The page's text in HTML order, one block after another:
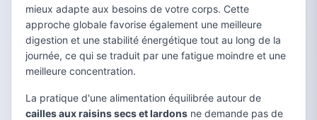
mieux adapte aux besoins de votre corps. Cette
approche globale favorise également une meilleure
digestion et une stabilité énergétique tout au long de la
journée, ce qui se traduit par une fatigue moindre et une
meilleure concentration.
La pratique d'une alimentation équilibrée autour de
cailles aux raisins secs et lardons ne demande pas de